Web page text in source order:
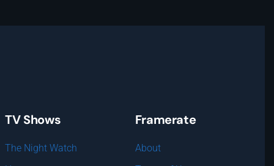
TV Shows
The Night Watch
Framerate
About